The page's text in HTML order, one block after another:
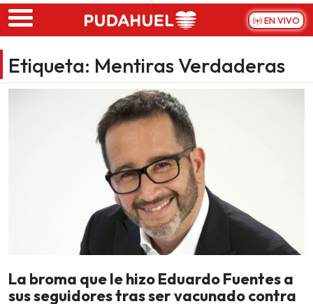
Skip to main content
EN VIVO
Etiqueta: Mentiras Verdaderas
La broma que le hizo Eduardo Fuentes a
sus seguidores tras ser vacunado contra